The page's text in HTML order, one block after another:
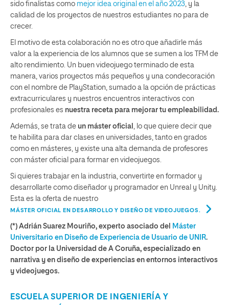
sido finalistas como mejor idea original en el año 2023, y la
calidad de los proyectos de nuestros estudiantes no para de
crecer.
El motivo de esta colaboración no es otro que añadirle más
valor a la experiencia de los alumnos que se sumen a los TFM de
alto rendimiento. Un buen videojuego terminado de esta
manera, varios proyectos más pequeños y una condecoración
con el nombre de PlayStation, sumado a la opción de prácticas
extracurriculares y nuestros encuentros interactivos con
profesionales es nuestra receta para mejorar tu empleabilidad.
Además, se trata de un máster oficial , lo que quiere decir que
te habilita para dar clases en universidades, tanto en grados
como en másteres, y existe una alta demanda de profesores
con máster oficial para formar en videojuegos.
Si quieres trabajar en la industria, convertirte en formador y
desarrollarte como diseñador y programador en Unreal y Unity.
Esta es la oferta de nuestro
MÁSTER OFICIAL EN DESARROLLO Y DISEÑO DE VIDEOJUEGOS.
(*) Adrián Suarez Mouriño, experto asociado del
Máster
Universitario en Diseño de Experiencia de Usuario de UNIR.
Doctor por la Universidad de A Coruña, especializado en
narrativa y en diseño de experiencias en entornos interactivos
y videojuegos.
ESCUELA SUPERIOR DE INGENIERÍA Y